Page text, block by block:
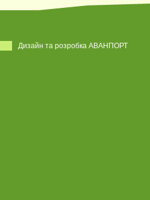
Дизайн та розробка АВАНПОРТ